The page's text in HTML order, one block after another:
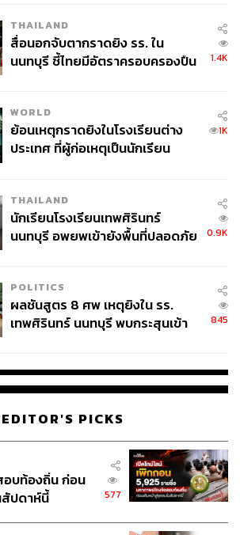
THAILAND
สื่อนอกจับตากราดยิง รร. ใน
นนทบุรี ชี้ไทยมีอัตราครอบครองปืน
1.4K
WORLD
ย้อนเหตุกราดยิงในโรงเรียนต่าง
ประเทศ ที่ผู้ก่อเหตุเป็นนักเรียน
1K
THAILAND
นักเรียนโรงเรียนเทพศิรินทร์
นนทบุรี อพยพเข้ายังพื้นที่ปลอดภัย
0.9K
POLITICS
ผลชันสูตร 8 ศพ เหตุยิงใน รร.
เทพศิรินทร์ นนทบุรี พบกระสุนเข้า
845
EDITOR'S PICKS
อบท้องถิ่น ก่อน
ปดาห์นี้
577